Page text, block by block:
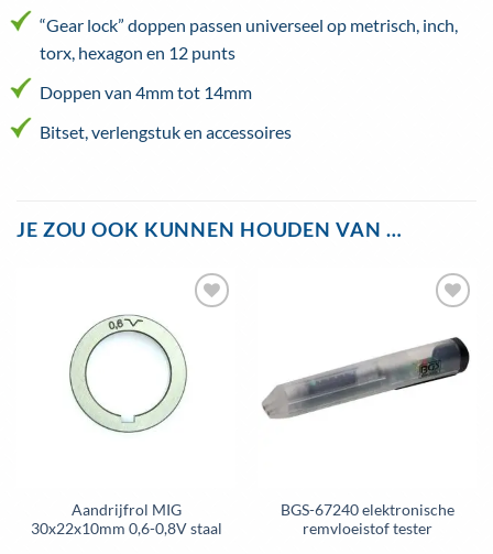
“Gear lock” doppen passen universeel op metrisch, inch,
torx, hexagon en 12 punts
Doppen van 4mm tot 14mm
Bitset, verlengstuk en accessoires
JE ZOU OOK KUNNEN HOUDEN VAN …
Aandrijfrol MIG
30x22x10mm 0,6-0,8V staal
BGS-67240 elektronische
remvloeistof tester